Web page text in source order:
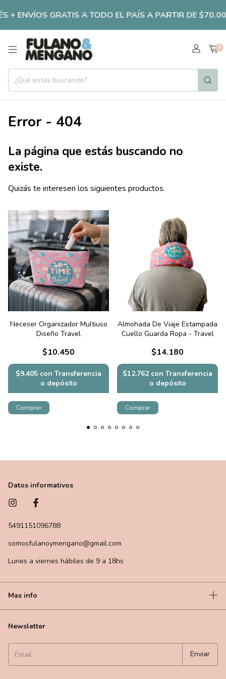
+ ENVÍOS GRATIS A TODO EL PAÍS A PARTIR DE
0
Error - 404
La página que estás buscando no
existe.
Quizás te interesen los siguientes productos.
Neceser Organizador Multiuso
Diseño Travel
$10.450
$9.405 con Transferencia
o depósito
Almohada De Viaje Estampada
Cuello Guarda Ropa - Travel
$14.180
$12.762 con Transferencia
o depósito
Datos informativos
5491151096788
somosfulanoymengano@gmail.com
Lunes a viernes hábiles de 9 a 18hs
Mas info
Newsletter